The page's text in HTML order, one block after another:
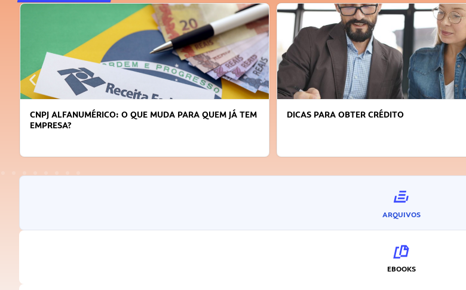
DICAS PARA OBTER CRÉDITO
FAÇA A DIFERENÇA: SEJA SUSTENTÁVEL, SEJA
ARQUIVOS
EBOOKS